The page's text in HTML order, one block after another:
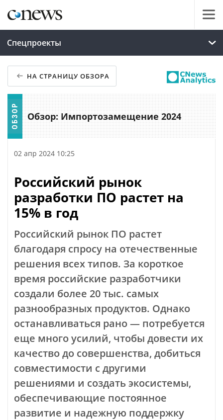
Спецпроекты
НА СТРАНИЦУ ОБЗОРА
Обзор: Импортозамещение 2024
02 апр 2024 10:25
Российский рынок
разработки ПО растет на
15% в год
Российский рынок ПО растет
благодаря спросу на отечественные
решения всех типов. За короткое
время российские разработчики
создали более 20 тыс. самых
разнообразных продуктов. Однако
останавливаться рано — потребуется
еще много усилий, чтобы довести их
качество до совершенства, добиться
совместимости с другими
решениями и создать экосистемы,
обеспечивающие постоянное
развитие и надежную поддержку